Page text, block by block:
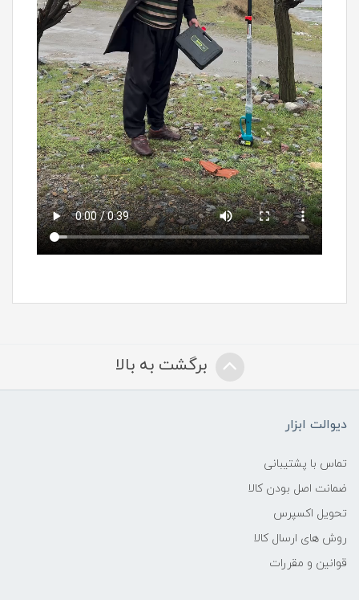
برگشت به بالا
دیوالت ابزار
تماس با پشتیبانی
ضمانت اصل بودن کالا
تحویل اکسپرس
روش های ارسال کالا
قوانین و مقررات